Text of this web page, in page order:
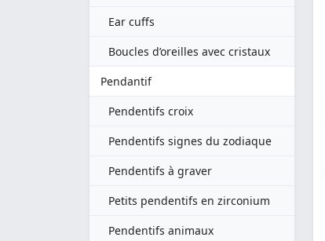
Ear cuffs
Boucles d’oreilles avec cristaux
Pendantif
Pendentifs croix
Pendentifs signes du zodiaque
Pendentifs à graver
Petits pendentifs en zirconium
Pendentifs animaux